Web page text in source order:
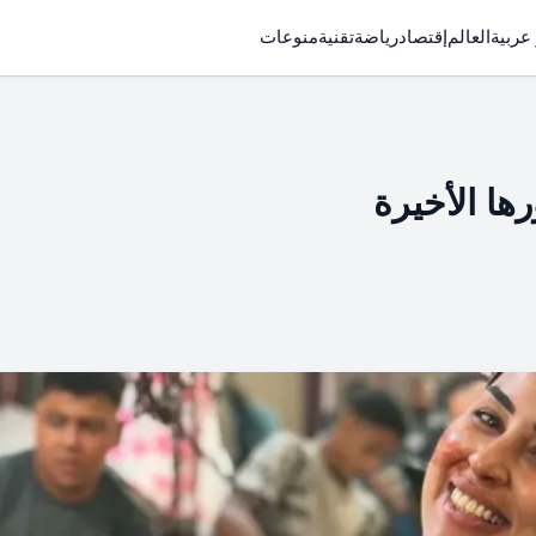
عربيةالعالمإقتصادرياضةتقنيةمنوعات
الأخيرة